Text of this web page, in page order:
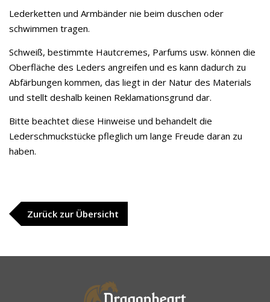
Lederketten und Armbänder nie beim duschen oder
schwimmen tragen.
Schweiß, bestimmte Hautcremes, Parfums usw. können die
Oberfläche des Leders angreifen und es kann dadurch zu
Abfärbungen kommen, das liegt in der Natur des Materials
und stellt deshalb keinen Reklamationsgrund dar.
Bitte beachtet diese Hinweise und behandelt die
Lederschmuckstücke pfleglich um lange Freude daran zu
haben.
Zurück zur Übersicht